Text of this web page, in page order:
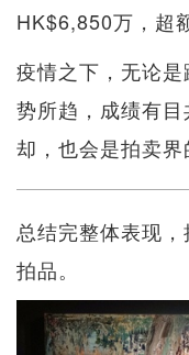
HK$6,850万，超
疫情之下，无论
势所趋，成绩有
却，也会是拍卖界
总结完整体表现
拍品。